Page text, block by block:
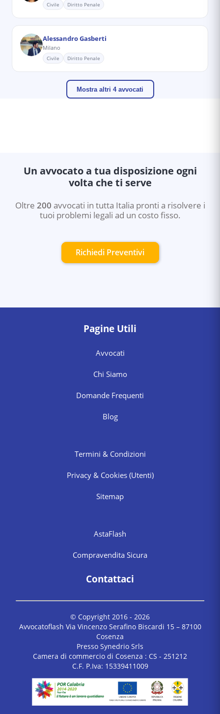
Civile Diritto Penale
Alessandro Gasberti
Milano
Civile Diritto Penale
Mostra altri 4 avvocati
Un avvocato a tua disposizione ogni
volta che ti serve
Oltre 200 avvocati in tutta Italia pronti a risolvere i
tuoi problemi legali ad un costo fisso.
Richiedi Preventivi
Pagine Utili
Avvocati
Chi Siamo
Domande Frequenti
Blog
Termini & Condizioni
Privacy & Cookies (Utenti)
Sitemap
AstaFlash
Compravendita Sicura
Contattaci
© Copyright 2016 - 2026
Avvocatoflash Via Vincenzo Serafino Biscardi 15 – 87100
Cosenza
Presso Synedrio Srls
Camera di commercio di Cosenza : CS - 251212
C.F. P.Iva: 15339411009